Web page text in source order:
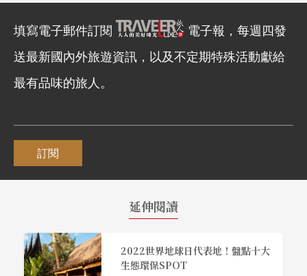
填寫電子郵件訂閱
電子報，每週四發
送最新國內外旅遊資訊，以及不定期特殊活動獻給
最有品味的旅人。
訂閱
延伸閱讀
2022世界地球日代表地！盤點十大
生態環保SPOT